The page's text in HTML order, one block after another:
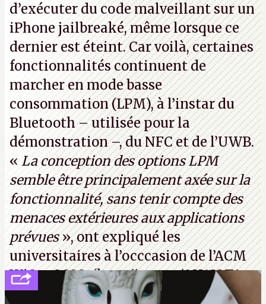
d’exécuter du code malveillant sur un
iPhone jailbreaké, même lorsque ce
dernier est éteint. Car voilà, certaines
fonctionnalités continuent de
marcher en mode basse
consommation (LPM), à l’instar du
Bluetooth – utilisée pour la
démonstration –, du NFC et de l’UWB.
« La conception des options LPM
semble être principalement axée sur la
fonctionnalité, sans tenir compte des
menaces extérieures aux applications
prévues», ont expliqué les
universitaires à l’occcasion de l’ACM
WiSec 2022. (http://cpc.cx/AH432T1
(PDF) - Crédit photo : Pexels - Tyler